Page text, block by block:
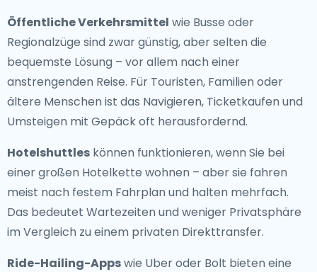
Öffentliche Verkehrsmittel wie Busse oder
Regionalzüge sind zwar günstig, aber selten die
bequemste Lösung – vor allem nach einer
anstrengenden Reise. Für Touristen, Familien oder
ältere Menschen ist das Navigieren, Ticketkaufen und
Umsteigen mit Gepäck oft herausfordernd.
Hotelshuttles können funktionieren, wenn Sie bei
einer großen Hotelkette wohnen – aber sie fahren
meist nach festem Fahrplan und halten mehrfach.
Das bedeutet Wartezeiten und weniger Privatsphäre
im Vergleich zu einem privaten Direkttransfer.
Ride-Hailing-Appswie Uber oder Bolt bieten eine